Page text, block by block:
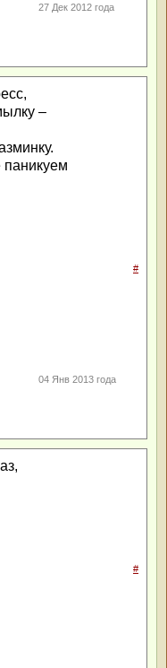
27 Дек 2012 года
–
паникуем
#
04 Янв 2013 года
#